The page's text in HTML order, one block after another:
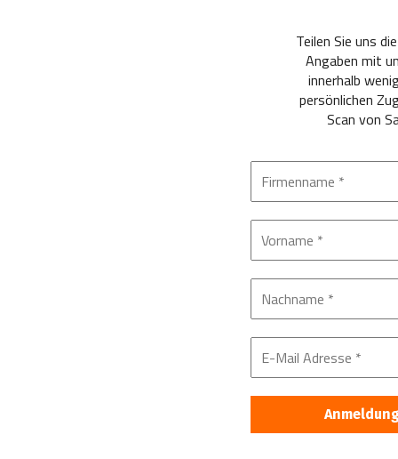
Teilen Sie uns
Angaben mit
innerhalb
persönlichen
Scan von